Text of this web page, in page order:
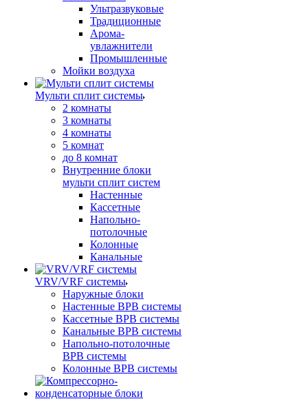
Ультразвуковые
Традиционные
Арома-
увлажнители
Промышленные
Мойки воздуха
Мульти сплит системы
2 комнаты
3 комнаты
4 комнаты
5 комнат
до 8 комнат
Внутренние блоки
мульти сплит систем
Настенные
Кассетные
Напольно-
потолочные
Колонные
Канальные
VRV/VRF системы
Наружные блоки
Настенные ВРВ системы
Кассетные ВРВ системы
Канальные ВРВ системы
Напольно-потолочные
ВРВ системы
Колонные ВРВ системы